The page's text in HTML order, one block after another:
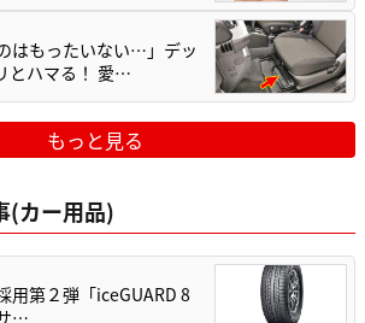
はもったいない…」デッ
とハマる！ 愛…
もっと見る
(カー用品)
用第２弾「iceGUARD 8
…